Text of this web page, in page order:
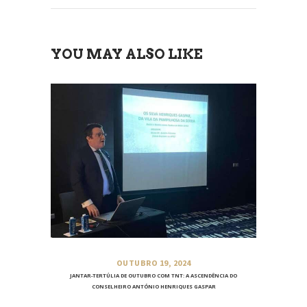
YOU MAY ALSO LIKE
OUTUBRO 19, 2024
JANTAR-TERTÚLIA DE OUTUBRO COM TNT: A ASCENDÊNCIA DO
CONSELHEIRO ANTÓNIO HENRIQUES GASPAR